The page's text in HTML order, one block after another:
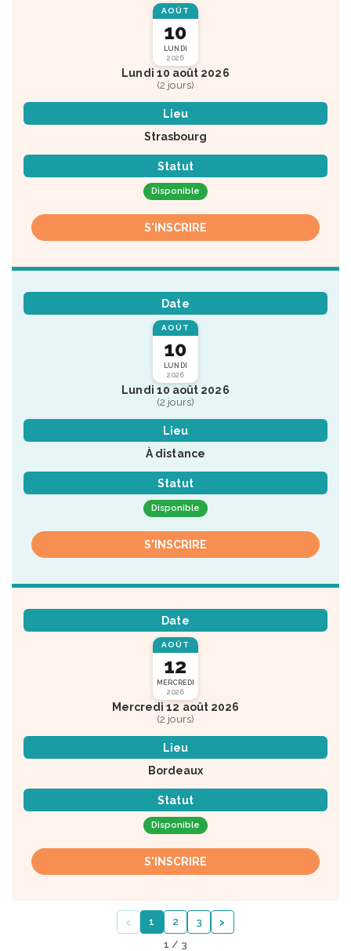
AOÛT
10
LUNDI
2026
Lundi 10 août 2026
(2 jours)
Lieu
Strasbourg
Statut
Disponible
S'INSCRIRE
Date
AOÛT
10
LUNDI
2026
Lundi 10 août 2026
(2 jours)
Lieu
À distance
Statut
Disponible
S'INSCRIRE
Date
AOÛT
12
MERCREDI
2026
Mercredi 12 août 2026
(2 jours)
Lieu
Bordeaux
Statut
Disponible
S'INSCRIRE
‹ 1 2 3 ›
1 / 3